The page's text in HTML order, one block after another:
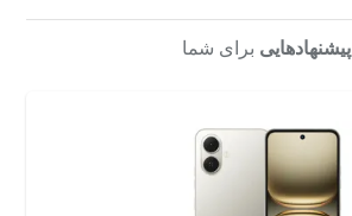
پیشنهادهایی برای شما